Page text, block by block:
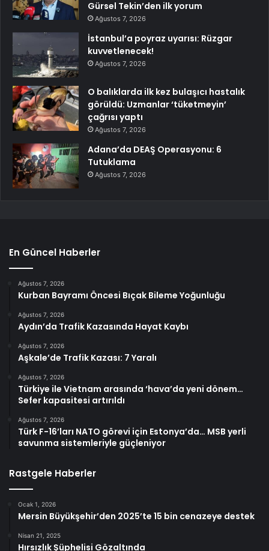
Gürsel Tekin’den ilk yorum
Ağustos 7, 2026
İstanbul’a poyraz uyarısı: Rüzgar
kuvvetlenecek!
Ağustos 7, 2026
O balıklarda ilk kez bulaşıcı hastalık
görüldü: Uzmanlar ‘tüketmeyin’
çağrısı yaptı
Ağustos 7, 2026
Adana’da DEAŞ Operasyonu: 6
Tutuklama
Ağustos 7, 2026
En Güncel Haberler
Ağustos 7, 2026
Kurban Bayramı Öncesi Bıçak Bileme Yoğunluğu
Ağustos 7, 2026
Aydın’da Trafik Kazasında Hayat Kaybı
Ağustos 7, 2026
Aşkale’de Trafik Kazası: 7 Yaralı
Ağustos 7, 2026
Türkiye ile Vietnam arasında ‘hava’da yeni dönem…
Sefer kapasitesi artırıldı
Ağustos 7, 2026
Türk F-16’ları NATO görevi için Estonya’da… MSB yerli
savunma sistemleriyle güçleniyor
Rastgele Haberler
Ocak 1, 2026
Mersin Büyükşehir’den 2025’te 15 bin cenazeye destek
Nisan 21, 2025
Hırsızlık Şüphelisi Gözaltında